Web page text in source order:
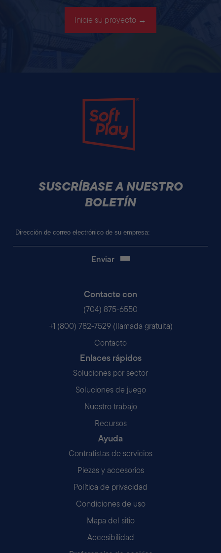
Inicie su proyecto →
Soft Play
SUSCRÍBASE A NUESTRO
BOLETÍN
electrónico
Contacte con
(704) 875-6550
+1 (800) 782-7529 (llamada gratuita)
Contacto
Enlaces rápidos
Soluciones por sector
Soluciones de juego
Nuestro trabajo
Recursos
Ayuda
Contratistas de servicios
Piezas y accesorios
Política de privacidad
Condiciones de uso
Mapa del sitio
Accesibilidad